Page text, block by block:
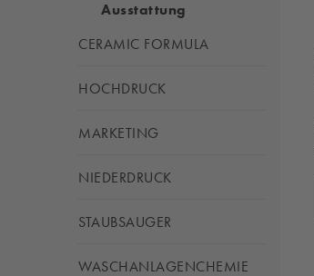
Ausstattung
CERAMIC FORMULA
HOCHDRUCK
MARKETING
NIEDERDRUCK
STAUBSAUGER
WASCHANLAGENCHEMIE